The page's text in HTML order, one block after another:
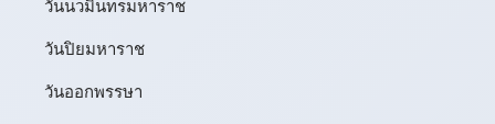
วันนวมินทรมหาราช
วันปิยมหาราช
วันออกพรรษา